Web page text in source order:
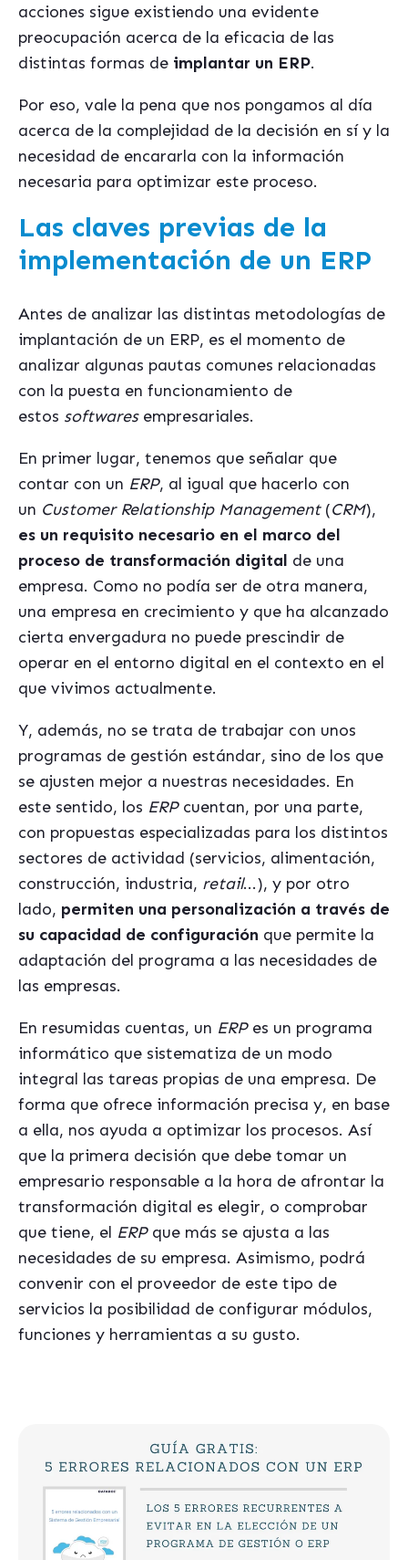
acciones sigue existiendo una evidente
preocupación acerca de la eficacia de las
distintas formas de implantar un ERP.
Por eso, vale la pena que nos pongamos al día
acerca de la complejidad de la decisión en sí y la
necesidad de encararla con la información
necesaria para optimizar este proceso.
Las claves previas de la
implementación de un ERP
Antes de analizar las distintas metodologías de
implantación de un ERP, es el momento de
analizar algunas pautas comunes relacionadas
con la puesta en funcionamiento de
estos softwares empresariales.
En primer lugar, tenemos que señalar que
contar con un ERP, al igual que hacerlo con
un Customer Relationship Management (CRM),
es un requisito necesario en el marco del
proceso de transformación digital de una
empresa. Como no podía ser de otra manera,
una empresa en crecimiento y que ha alcanzado
cierta envergadura no puede prescindir de
operar en el entorno digital en el contexto en el
que vivimos actualmente.
Y, además, no se trata de trabajar con unos
programas de gestión estándar, sino de los que
se ajusten mejor a nuestras necesidades. En
este sentido, los ERP cuentan, por una parte,
con propuestas especializadas para los distintos
sectores de actividad (servicios, alimentación,
construcción, industria, retail...), y por otro
lado, permiten una personalización a través de
su capacidad de configuración que permite la
adaptación del programa a las necesidades de
las empresas.
En resumidas cuentas, un ERP es un programa
informático que sistematiza de un modo
integral las tareas propias de una empresa. De
forma que ofrece información precisa y, en base
a ella, nos ayuda a optimizar los procesos. Así
que la primera decisión que debe tomar un
empresario responsable a la hora de afrontar la
transformación digital es elegir, o comprobar
que tiene, el ERP que más se ajusta a las
necesidades de su empresa. Asimismo, podrá
convenir con el proveedor de este tipo de
servicios la posibilidad de configurar módulos,
funciones y herramientas a su gusto.